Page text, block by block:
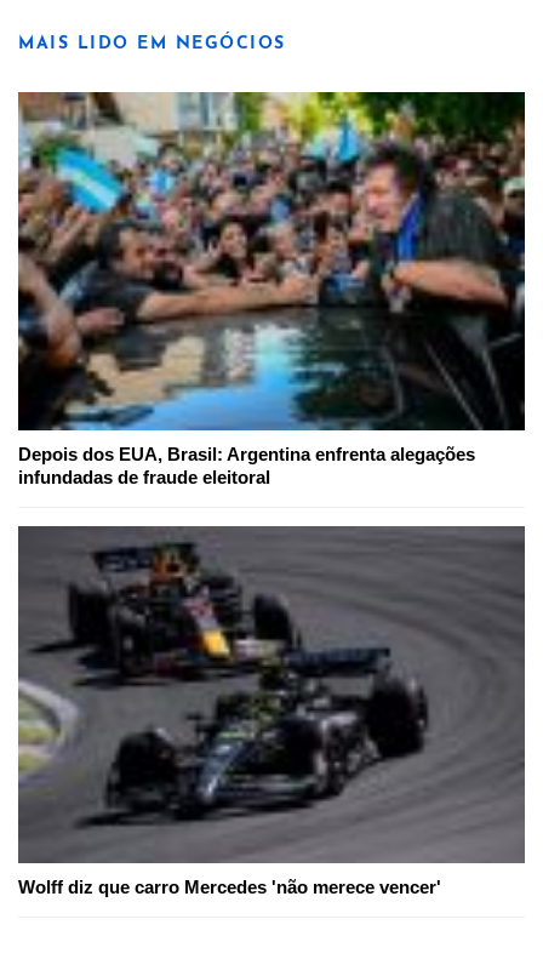
MAIS LIDO EM NEGÓCIOS
Depois dos EUA, Brasil: Argentina enfrenta alegações
infundadas de fraude eleitoral
Wolff diz que carro Mercedes 'não merece vencer'